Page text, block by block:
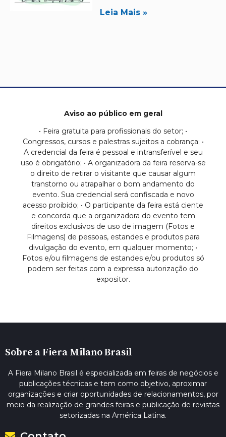
Leia Mais »
Aviso ao público em geral
• Feira gratuita para profissionais do setor; •
Congressos, cursos e palestras sujeitos a cobrança; •
A credencial da feira é pessoal e intransferível e seu
uso é obrigatório; • A organizadora da feira reserva-se
o direito de retirar o visitante que causar algum
transtorno ou atrapalhar o bom andamento do
evento. Sua credencial será confiscada e novo
acesso proibido; • O participante da feira está ciente
e concorda que a organizadora do evento tem
direitos exclusivos de uso de imagem (Fotos e
Filmagens) de pessoas, estandes e produtos para
divulgação do evento, em qualquer momento; •
Fotos e/ou filmagens de estandes e/ou produtos só
podem ser feitas com a expressa autorização do
expositor.
Sobre a Fiera Milano Brasil
A Fiera Milano Brasil é especializada em feiras de negócios e
publicações técnicas e tem como objetivo, aproximar
organizações e criar oportunidades de relacionamentos, por
meio da realização de grandes feiras e publicação de revistas
setorizadas na América Latina.